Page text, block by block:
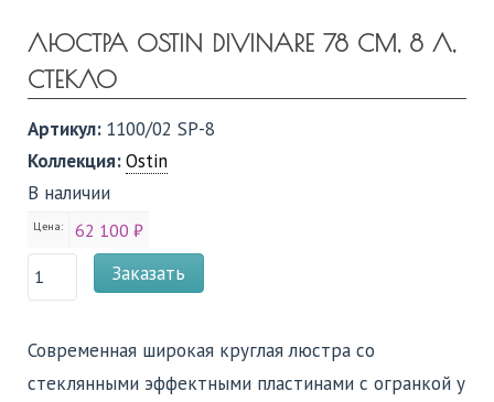
ЛЮСТРА OSTIN DIVINARE 78 СМ, 8 Л,
СТЕКЛО
Артикул: 1100/02 SP-8
Коллекция:Ostin
В наличии
Цена: 62 100 ₽
Заказать
Современная широкая круглая люстра со
стеклянными эффектными пластинами с огранкой у